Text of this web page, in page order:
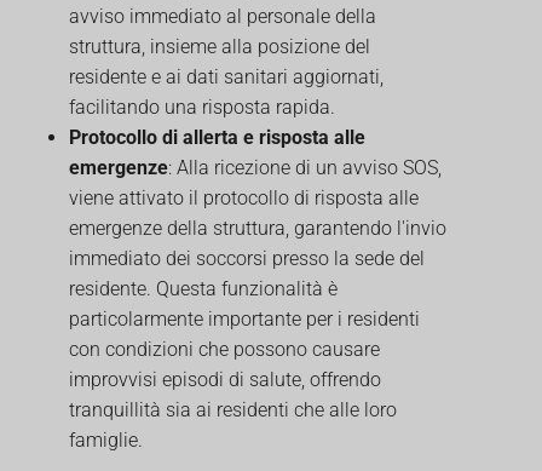
avviso immediato al personale della
struttura, insieme alla posizione del
residente e ai dati sanitari aggiornati,
facilitando una risposta rapida.
Protocollo di allerta e risposta alle
emergenze: Alla ricezione di un avviso SOS,
viene attivato il protocollo di risposta alle
emergenze della struttura, garantendo l'invio
immediato dei soccorsi presso la sede del
residente. Questa funzionalità è
particolarmente importante per i residenti
con condizioni che possono causare
improvvisi episodi di salute, offrendo
tranquillità sia ai residenti che alle loro
famiglie.